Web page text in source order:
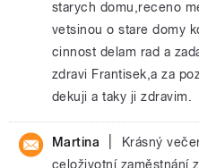
starych domu,receno
vetsinou o stare domy
cinnost delam rad a
zdravi Frantisek,a za
dekuji a taky ji zdravim.
Martina
Krásný
celoživotní zaměstnání